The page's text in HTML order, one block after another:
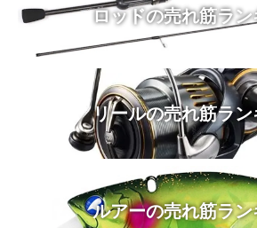
ロッドの売れ筋ラン
リールの売れ筋ラン
ルアーの売れ筋ラン